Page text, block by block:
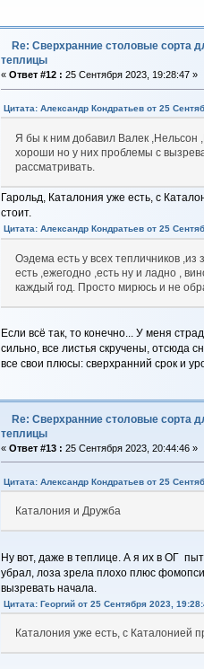
Re: Сверхранние столовые сорта
теплицы
« Ответ #12 : 25 Сентября 2023, 19:28:47 »
Цитата: Александр Кондратьев от 25
Я бы к ним добавил Валек ,Нельсон
хороши но у них проблемы с
рассматривать.
Гарольд, Каталония уже есть, с
стоит.
Цитата: Александр Кондратьев от 25
Оэдема есть у всех тепличников
есть ,ежегодно ,есть ну и ладно ,
каждый год. Просто мирюсь и не
Если всё так, то конечно... У меня
сильно, все листья скручены, отсюда
все свои плюсы: сверхранний срок и
Re: Сверхранние столовые сорта
теплицы
« Ответ #13 : 25 Сентября 2023, 20:44:46 »
Цитата: Александр Кондратьев от 25
Каталония и Дружба
Ну вот, даже в теплице. А я их в ОГ
убрал, лоза зрела плохо плюс
вызревать начала.
Цитата: Георгий от 25 Сентября 2023,
Каталония уже есть, с Каталонией